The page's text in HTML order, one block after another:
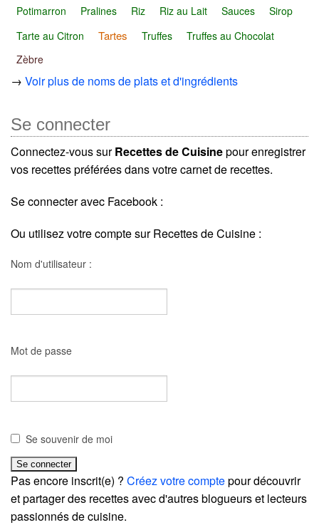
Potimarron
Pralines Riz Riz au Lait Sauces
Sirop
Tarte au Citron
Tartes Truffes
Truffes au Chocolat
Zèbre
→ Voir plus de noms de plats et d'ingrédients
Se connecter
Connectez-vous surRecettes de Cuisinepour enregistrer
vos recettes préférées dans votre carnet de recettes.
Se connecter avec Facebook :
Ou utilisez votre compte sur Recettes de Cuisine :
Nom d'utilisateur :
Mot de passe
Se souvenir de moi
Pas encore inscrit(e) ? Créez votre comptepour découvrir
et partager des recettes avec d'autres blogueurs et lecteurs
passionnés de cuisine.